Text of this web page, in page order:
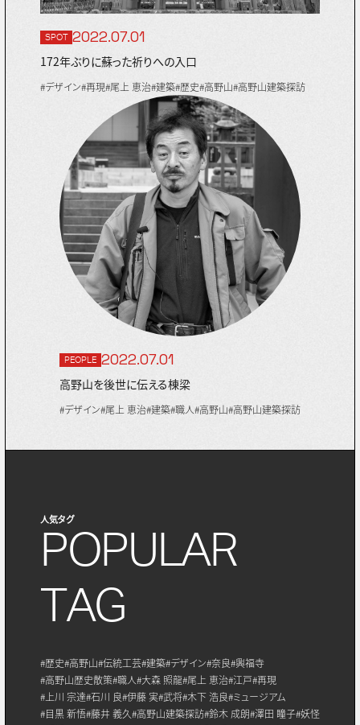
SPOT 2022.07.01
172年ぶりに蘇った祈りへの入口
#デザイン#再現#尾上 恵治#建築#歴史#高野山#高野山建築探訪
PEOPLE 2022.07.01
高野山を後世に伝える棟梁
#デザイン#尾上 恵治#建築#職人#高野山#高野山建築探訪
人気タグ
POPULAR
TAG
#歴史#高野山#伝統工芸#建築#デザイン#奈良#興福寺
#高野山歴史散策#職人#大森 照龍#尾上 恵治#江戸#再現
#上川 宗達#石川 良#伊藤 実#武将#木下 浩良#ミュージアム
#目黒 新悟#藤井 義久#高野山建築探訪#鈴木 成朗#澤田 瞳子#妖怪